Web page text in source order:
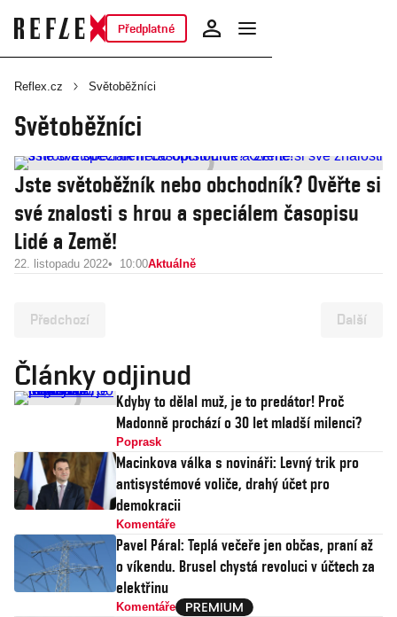
Předplatné
Reflex.cz Světoběžníci
Světoběžníci
Jste světoběžník nebo obchodník? Ověřte si
své znalosti s hrou a speciálem časopisu
Lidé a Země!
22. listopadu 2022 10:00Aktuálně
Předchozí Další
Články odjinud
Kdyby to dělal muž, je to predátor! Proč
Madonně prochází o 30 let mladší milenci?
Poprask
Macinkova válka s novináři: Levný trik pro
antisystémové voliče, drahý účet pro
demokracii
Komentáře
Pavel Páral: Teplá večeře jen občas, praní až
o víkendu. Brusel chystá revoluci v účtech za
elektřinu
Komentáře